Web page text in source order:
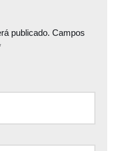
publicado. Campos